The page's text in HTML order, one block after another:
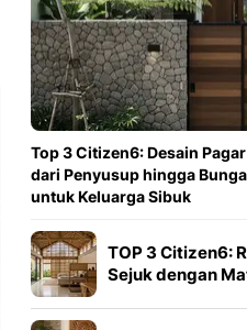
Top 3 Citizen6: Desain
dari Penyusup hingga
untuk Keluarga Sibuk
TOP 3 Citizen6:
Sejuk dengan